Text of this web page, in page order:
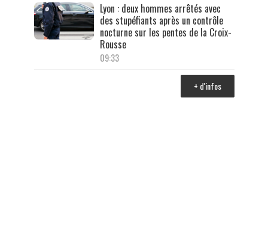
Lyon : deux hommes arrêtés avec
des stupéfiants après un contrôle
nocturne sur les pentes de la Croix-
Rousse
09:33
+ d'infos